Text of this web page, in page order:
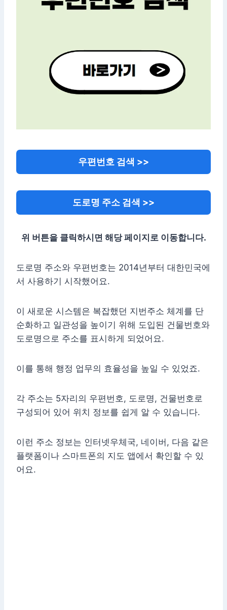
우편번호 검색 >>
도로명 주소 검색 >>
위 버튼을 클릭하시면 해당 페이지로 이동합니다.
도로명 주소와 우편번호는 2014년부터 대한민국에
서 사용하기 시작했어요.
이 새로운 시스템은 복잡했던 지번주소 체계를 단
순화하고 일관성을 높이기 위해 도입된 건물번호와
도로명으로 주소를 표시하게 되었어요.
이를 통해 행정 업무의 효율성을 높일 수 있었죠.
각 주소는 5자리의 우편번호, 도로명, 건물번호로
구성되어 있어 위치 정보를 쉽게 알 수 있습니다.
이런 주소 정보는 인터넷우체국, 네이버, 다음 같은
플랫폼이나 스마트폰의 지도 앱에서 확인할 수 있
어요.